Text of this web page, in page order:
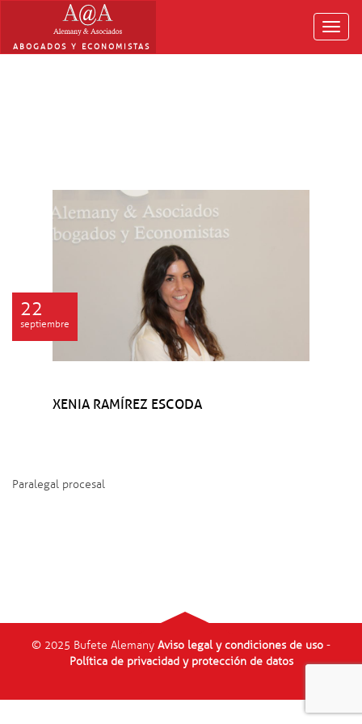
ABOGADOS Y ECONOMISTAS
22
septiembre
XENIA RAMÍREZ ESCODA
Paralegal procesal
© 2025 Bufete Alemany Aviso legal y condiciones de uso -
Política de privacidad y protección de datos